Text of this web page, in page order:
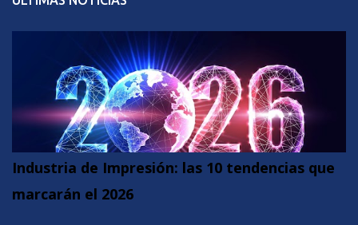
Industria de Impresión: las 10 tendencias que
marcarán el 2026